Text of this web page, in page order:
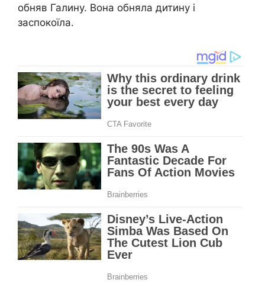
обняв Галину. Вона обняла дитину і
заспокоїла.